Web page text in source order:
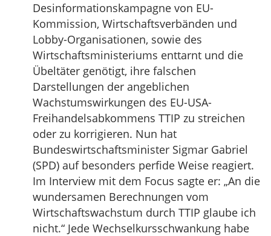
Desinformationskampagne von EU-
Kommission, Wirtschaftsverbänden und
Lobby-Organisationen, sowie des
Wirtschaftsministeriums enttarnt und die
Übeltäter genötigt, ihre falschen
Darstellungen der angeblichen
Wachstumswirkungen des EU-USA-
Freihandelsabkommens TTIP zu streichen
oder zu korrigieren. Nun hat
Bundeswirtschaftsminister Sigmar Gabriel
(SPD) auf besonders perfide Weise reagiert.
Im Interview mit dem Focus sagte er: „An die
wundersamen Berechnungen vom
Wirtschaftswachstum durch TTIP glaube ich
nicht.“ Jede Wechselkursschwankung habe